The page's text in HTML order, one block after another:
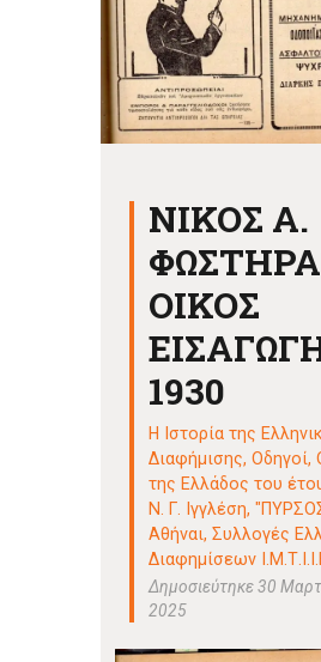
ΝΙΚΟΣ Α.
ΟΙΚΟΣ
1930
Η Ιστορία της
Διαφήμισης,Οδηγοί,
της Ελλάδος του
Ν. Γ. Ιγγλέση,
Αθήναι,Συλλογές
Διαφημίσεων
Δημοσιεύτηκε 30
2025